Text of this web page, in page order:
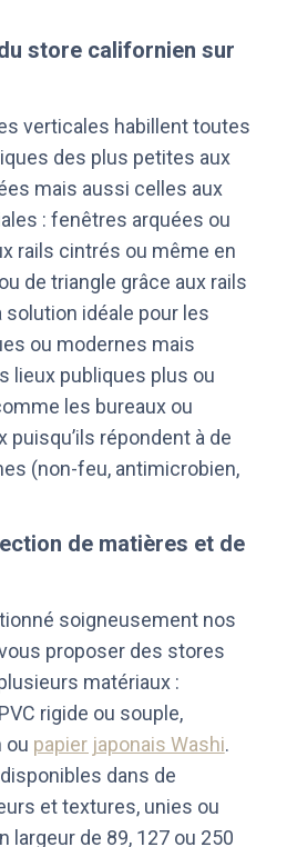
store californien sur
verticales habillent toutes
des plus petites aux
mais aussi celles aux
: fenêtres arquées ou
rails cintrés ou même en
de triangle grâce aux rails
idéale pour les
ou modernes mais
lieux publiques plus ou
les bureaux ou
puisqu’ils répondent à de
(non-feu, antimicrobien,
de matières et de
soigneusement nos
proposer des stores
matériaux :
rigide ou souple,
ou papier japonais Washi.
dans de
et textures, unies ou
largeur de 89, 127 ou 250